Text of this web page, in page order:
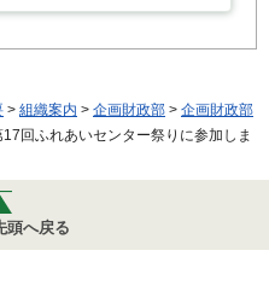
> 組織案内 > 企画財政部 > 企画財政部
17回ふれあいセンター祭りに参加しま
頭へ戻る